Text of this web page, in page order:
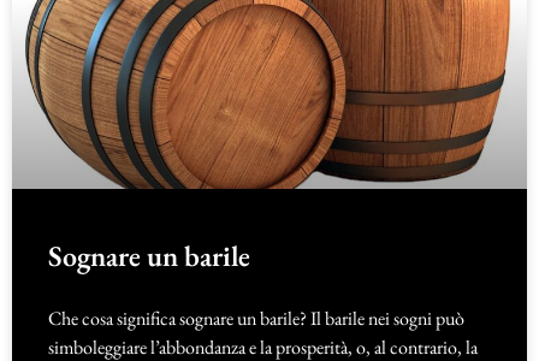
Sognare un barile
Che cosa significa sognare un barile? Il barile nei sogni può
simboleggiare l’abbondanza e la prosperità, o, al contrario, la